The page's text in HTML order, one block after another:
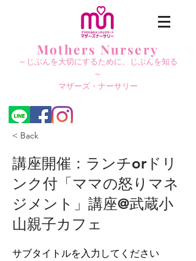
Mothers Nursery
～じぶんを大切にするために、じぶんを知る
～
​マザーズ・ナーサリー
< Back
講座開催：ランチorドリ
ンク付「ママの怒りマネ
ジメント」講座@武蔵小
山親子カフェ
サブタイトルを入力してください